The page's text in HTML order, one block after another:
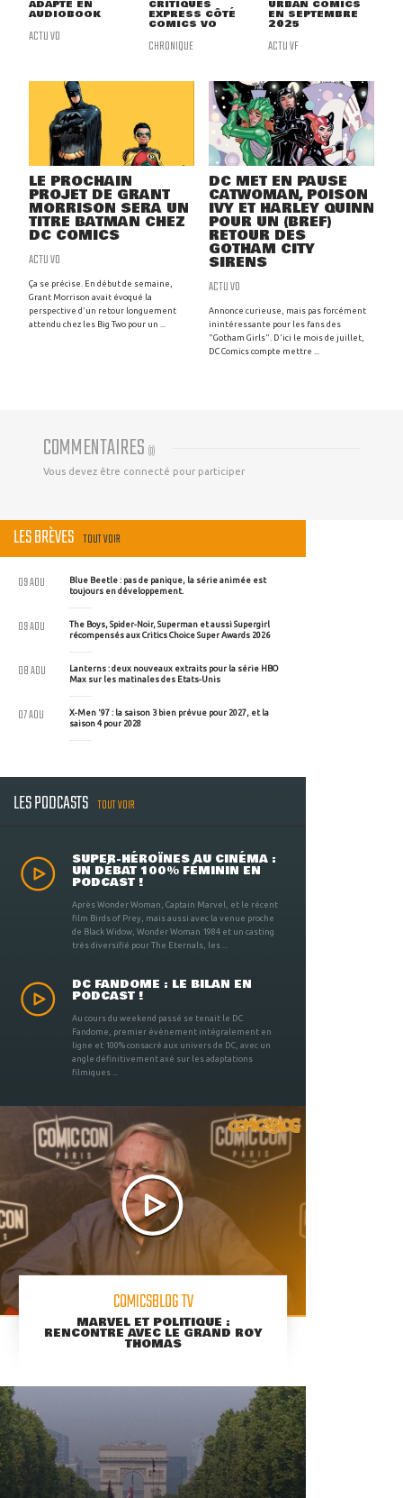
ADAPTÉ EN
AUDIOBOOK
ACTU VO
CRITIQUES
EXPRESS CÔTÉ
COMICS VO
CHRONIQUE
URBAN COMICS
EN SEPTEMBRE
2025
ACTU VF
LE PROCHAIN
PROJET DE GRANT
MORRISON SERA UN
TITRE BATMAN CHEZ
DC COMICS
ACTU VO
Ça se précise. En début de semaine,
Grant Morrison avait évoqué la
perspective d'un retour longuement
attendu chez les Big Two pour un ...
DC MET EN PAUSE
CATWOMAN, POISON
IVY ET HARLEY QUINN
POUR UN (BREF)
RETOUR DES
GOTHAM CITY
SIRENS
ACTU VO
Annonce curieuse, mais pas forcément
inintéressante pour les fans des
"Gotham Girls". D'ici le mois de juillet,
DC Comics compte mettre ...
COMMENTAIRES (0)
Vous devez être connecté pour participer
LES BRÈVES TOUT VOIR
Blue Beetle : pas de panique, la série animée est
toujours en développement.
09 AOU
The Boys, Spider-Noir, Superman et aussi Supergirl
récompensés aux Critics Choice Super Awards 2026
09 AOU
Lanterns : deux nouveaux extraits pour la série HBO
Max sur les matinales des Etats-Unis
08 AOU
X-Men '97 : la saison 3 bien prévue pour 2027, et la
saison 4 pour 2028
07 AOU
LES PODCASTS TOUT VOIR
SUPER-HÉROÏNES AU CINÉMA :
UN DÉBAT 100% FÉMININ EN
PODCAST !
Après Wonder Woman, Captain Marvel, et le récent
film Birds of Prey, mais aussi avec la venue proche
de Black Widow, Wonder Woman 1984 et un casting
très diversifié pour The Eternals, les ...
DC FANDOME : LE BILAN EN
PODCAST !
Au cours du weekend passé se tenait le DC
Fandome, premier évènement intégralement en
ligne et 100% consacré aux univers de DC, avec un
angle définitivement axé sur les adaptations
filmiques ...
COMICSBLOG TV
MARVEL ET POLITIQUE :
RENCONTRE AVEC LE GRAND ROY
THOMAS